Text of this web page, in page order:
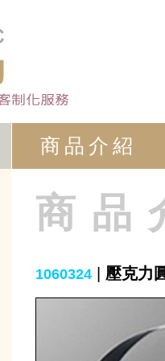
商品介紹
商品
1060324 壓克力